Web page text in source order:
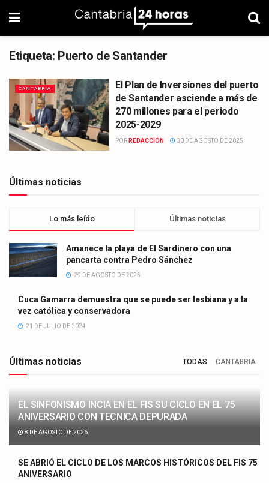
Etiqueta: Puerto de Santander
CANTABRIA
El Plan de Inversiones del puerto
de Santander asciende a más de
270 millones para el periodo
2025-2029
POR REDACCIÓN 30 DE AGOSTO DE 2025
Últimas noticias
Lo más leído Últimas noticias
Amanece la playa de El Sardinero con una
pancarta contra Pedro Sánchez
29 DE AGOSTO DE 2025
Cuca Gamarra demuestra que se puede ser lesbiana y a la
vez católica y conservadora
21 DE JULIO DE 2024
Últimas noticias TODAS CANTABRIA
EL SINFONISMO INCIA EN EL FIS SU CICLO EN EL 75
ANIVERSARIO CON TECNICA DEPURADA
8 DE AGOSTO DE 2026
SE ABRIÓ EL CICLO DE LOS MARCOS HISTÓRICOS DEL FIS 75
ANIVERSARIO